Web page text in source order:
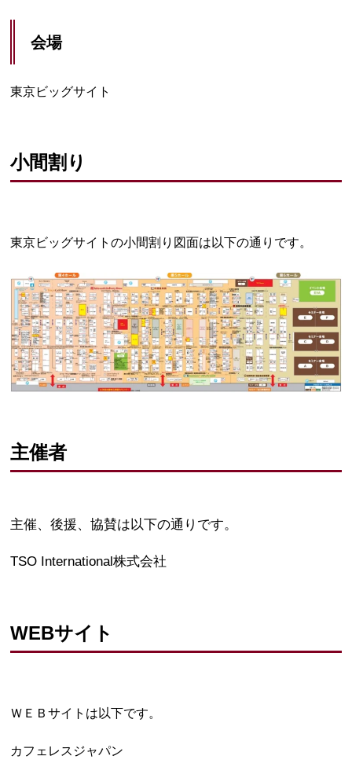
会場
東京ビッグサイト
小間割り
東京ビッグサイトの小間割り図面は以下の通りです。
主催者
主催、後援、協賛は以下の通りです。
TSO International株式会社
WEBサイト
ＷＥＢサイトは以下です。
カフェレスジャパン